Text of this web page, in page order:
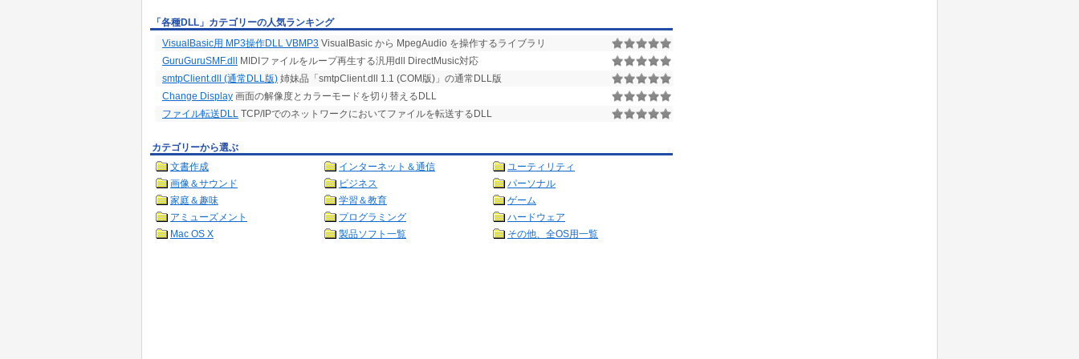
「各種DLL」カテゴリーの人気ランキング
VisualBasic用 MP3操作DLL VBMP3 VisualBasic から MpegAudio を操作するライブラリ
GuruGuruSMF.dll
MIDIファイルをループ再生する汎用dll DirectMusic対応
smtpClient.dll (通常DLL版) 姉妹品「smtpClient.dll 1.1 (COM版)」の通常DLL版
Change Display 画面の解像度とカラーモードを切り替えるDLL
ファイル転送DLL TCP/IPでのネットワークにおいてファイルを転送するDLL
カテゴリーから選ぶ
文書作成
インターネット＆通信
ユーティリティ
画像＆サウンド
ビジネス
パーソナル
家庭＆趣味
学習＆教育
ゲーム
アミューズメント
プログラミング
ハードウェア
Mac OS X
製品ソフト一覧 その他、全OS用一覧